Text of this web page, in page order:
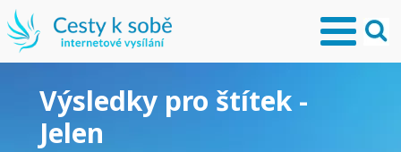
Výsledky pro štítek -
Jelen